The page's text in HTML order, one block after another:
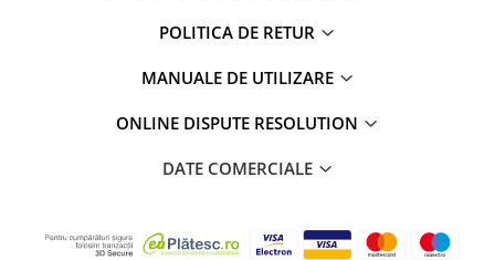
POLITICA DE RETUR
MANUALE DE UTILIZARE
ONLINE DISPUTE RESOLUTION
DATE COMERCIALE